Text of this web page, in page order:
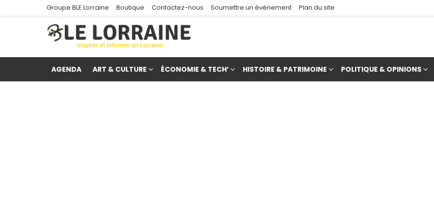
Groupe BLE Lorraine Boutique Contactez-nous Soumettre un événement Plan du site
AGENDA ART & CULTURE ÉCONOMIE & TECH’ HISTOIRE & PATRIMOINE POLITIQUE & OPINIONS